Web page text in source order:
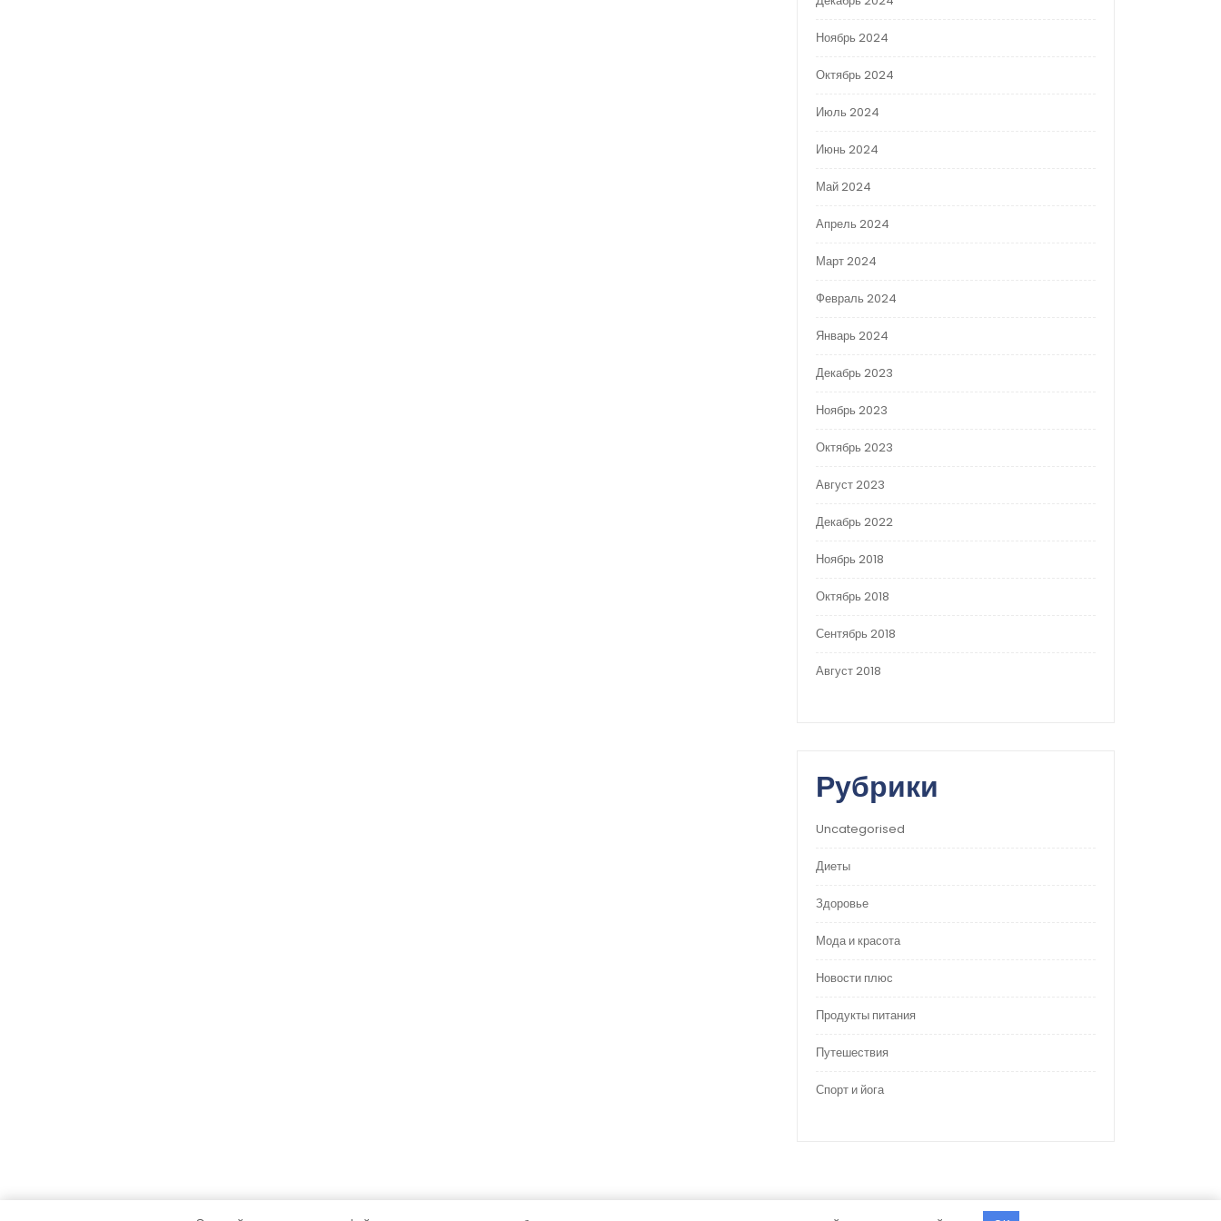
Ноябрь 2024
Октябрь 2024
Июль 2024
Июнь 2024
Май 2024
Апрель 2024
Март 2024
Февраль 2024
Январь 2024
Декабрь 2023
Ноябрь 2023
Октябрь 2023
Август 2023
Декабрь 2022
Ноябрь 2018
Октябрь 2018
Сентябрь 2018
Август 2018
Рубрики
Uncategorised
Диеты
Здоровье
Мода и красота
Новости плюс
Продукты питания
Путешествия
Спорт и йога